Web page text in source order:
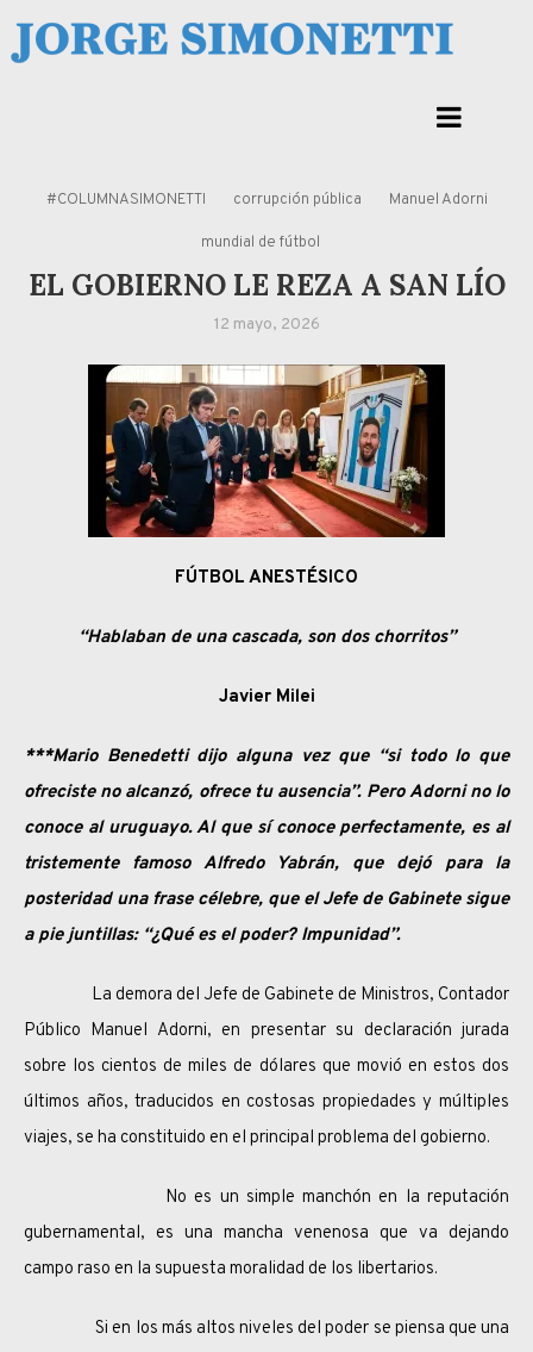
to
Jorge Eduardo Simonetti
#COLUMNASIMONETTI corrupción pública Manuel Adorni
mundial de fútbol
EL GOBIERNO LE REZA A SAN LÍO
12 mayo, 2026
FÚTBOL ANESTÉSICO
“Hablaban de una cascada, son dos chorritos”
Javier Milei
***Mario Benedetti dijo alguna vez que “si todo lo que
ofreciste no alcanzó, ofrece tu ausencia”. Pero Adorni no lo
conoce al uruguayo. Al que sí conoce perfectamente, es al
tristemente famoso Alfredo Yabrán, que dejó para la
posteridad una frase célebre, que el Jefe de Gabinete sigue
a pie juntillas: “¿Qué es el poder? Impunidad”.
La demora del Jefe de Gabinete de Ministros, Contador
Público Manuel Adorni, en presentar su declaración jurada
sobre los cientos de miles de dólares que movió en estos dos
últimos años, traducidos en costosas propiedades y múltiples
viajes, se ha constituido en el principal problema del gobierno.
No es un simple manchón en la reputación
gubernamental, es una mancha venenosa que va dejando
campo raso en la supuesta moralidad de los libertarios.
Si en los más altos niveles del poder se piensa que una